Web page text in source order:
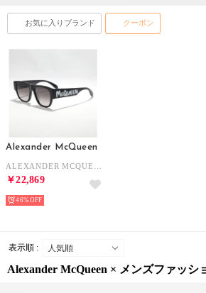
お気に入りブランド クーポン
Alexander McQueen
￥22,869
46%
表示順 :
Alexander McQueen × メンズファッシ